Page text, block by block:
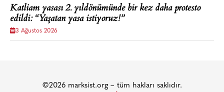
Katliam yasası 2. yıldönümünde bir kez daha protesto
edildi: “Yaşatan yasa istiyoruz!”
3 Ağustos 2026
©2026 marksist.org – tüm hakları saklıdır.